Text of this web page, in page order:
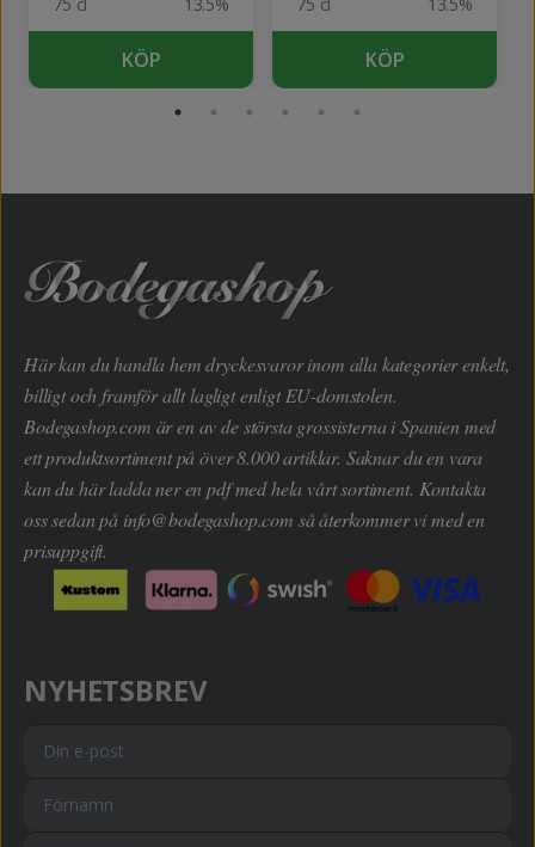
KÖP KÖP
Här kan du handla hem dryckesvaror inom alla kategorier enkelt,
billigt och framför allt lagligt enligt EU-domstolen.
Bodegashop.com är en av de största grossisterna i Spanien med
ett produktsortiment på över 8.000 artiklar. Saknar du en vara
kan du här ladda ner en pdf med hela vårt sortiment. Kontakta
oss sedan på info@bodegashop.com så återkommer vi med en
prisuppgift.
NYHETSBREV